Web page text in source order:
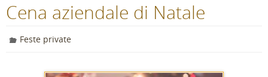
Cena aziendale di Natale
Feste private